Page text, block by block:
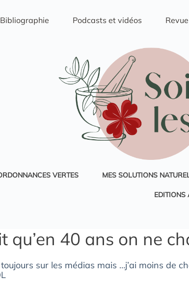
Bibliographie Podcasts et vidéos
VERTES MES SOLUTIONS
EDITIONS
qu’en 40 ans on ne
sur les médias mais …j’ai moins de